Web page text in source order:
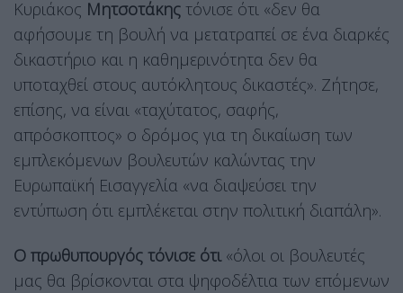
Κυριάκος Μητσοτάκης τόνισε ότι «δεν θα
αφήσουμε τη βουλή να μετατραπεί σε ένα διαρκές
δικαστήριο και η καθημερινότητα δεν θα
υποταχθεί στους αυτόκλητους δικαστές». Ζήτησε,
επίσης, να είναι «ταχύτατος, σαφής,
απρόσκοπτος» ο δρόμος για τη δικαίωση των
εμπλεκόμενων βουλευτών καλώντας την
Ευρωπαϊκή Εισαγγελία «να διαψεύσει την
εντύπωση ότι εμπλέκεται στην πολιτική διαπάλη».
Ο πρωθυπουργός τόνισε ότι «όλοι οι βουλευτές
μας θα βρίσκονται στα ψηφοδέλτια των επόμενων